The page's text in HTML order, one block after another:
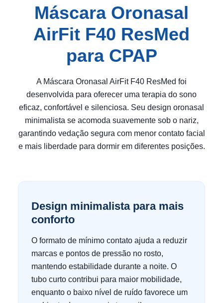
Máscara Oronasal
AirFit F40 ResMed
para CPAP
A Máscara Oronasal AirFit F40 ResMed foi
desenvolvida para oferecer uma terapia do sono
eficaz, confortável e silenciosa. Seu design oronasal
minimalista se acomoda suavemente sob o nariz,
garantindo vedação segura com menor contato facial
e mais liberdade para dormir em diferentes posições.
Design minimalista para mais
conforto
O formato de mínimo contato ajuda a reduzir
marcas e pontos de pressão no rosto,
mantendo estabilidade durante a noite. O
tubo curto contribui para maior mobilidade,
enquanto o baixo nível de ruído favorece um